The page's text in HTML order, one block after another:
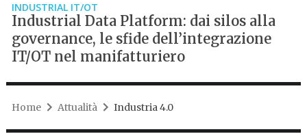
INDUSTRIAL IT/OT
Industrial Data Platform: dai silos alla
governance, le sfide dell’integrazione
IT/OT nel manifatturiero
Home Attualità Industria 4.0